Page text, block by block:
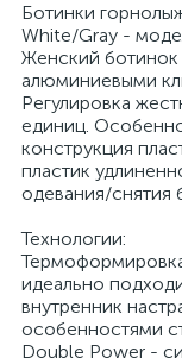
Ботинки
White/Gray -
Женский
алюминиевыми
Регулировка
единиц.
конструкция
пластик
одевания/снятия
Технологии:
идеально
внутренник
особенностями
Double Power -